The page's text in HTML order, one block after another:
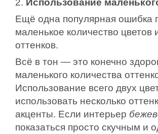
Ещё одна популярная ошибка
маленькое количество
оттенков.
Всё в тон — это конечно
маленького количества
Использование всего двух
использовать несколько
акценты. Если интерьер
показаться просто скучным и